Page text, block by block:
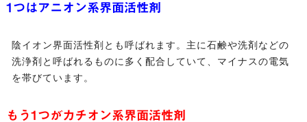
1つはアニオン系界面活性剤
陰イオン界面活性剤とも呼ばれます。主に石鹸や洗剤などの
洗浄剤と呼ばれるものに多く配合していて、マイナスの電気
を帯びています。
もう1つがカチオン系界面活性剤